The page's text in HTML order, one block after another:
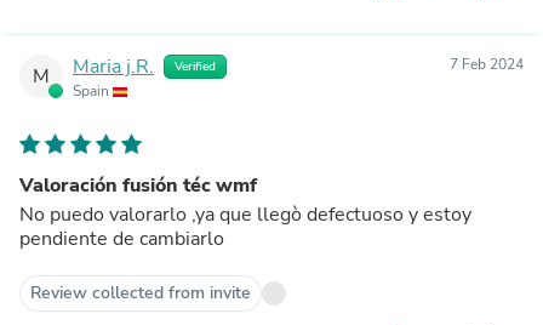
M Maria j.R. Verified
Spain
7 Feb 2024
Valoración fusión téc wmf
No puedo valorarlo ,ya que llegò defectuoso y estoy
pendiente de cambiarlo
Review collected from invite